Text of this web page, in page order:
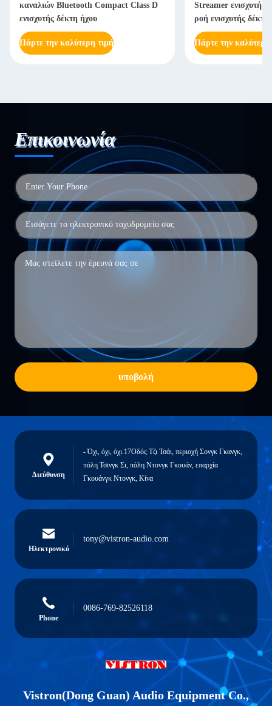
καναλιών Bluetooth Compact Class D
ενισχυτής δέκτη ήχου
Πάρτε την καλύτερη τιμή
Streamer ενισχυτής
ροή ενισχυτής δέκτη
Πάρτε την καλύτερη
Επικοινωνία
υποβολή
Διεύθυνση
- Όχι, όχι, όχι.17Οδός Τζι Τσάι, περιοχή Σονγκ Γκανγκ,
πόλη Τσινγκ Σι, πόλη Ντονγκ Γκουάν, επαρχία
Γκουάνγκ Ντονγκ, Κίνα
Ηλεκτρονικό
tony@vistron-audio.com
Phone
0086-769-82526118
Vistron(Dong Guan) Audio Equipment Co.,